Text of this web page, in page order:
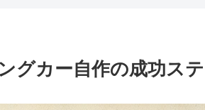
グカー自作の成功ス